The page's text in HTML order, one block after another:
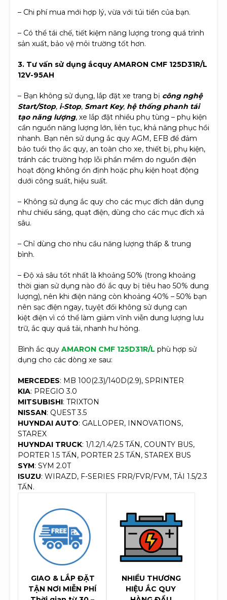
– Chi phí mua mới hợp lý, vừa với túi tiền của bạn.
– Có thể tái chế, tiết kiệm năng lượng trong quá trình
sản xuất, bảo vệ môi trường tốt hơn.
3. Tư vấn sử dụng ắcquy AMARON CMF 125D31R/L
12V-95AH
– Bạn không sử dụng, lắp đặt xe trang bị công nghệ
Start/Stop, i-Stop, Smart Key, hệ thống phanh tái
tạo năng lượng, xe lắp đặt nhiều phụ tùng – phụ kiện
cần nguồn năng lượng lớn, liên tục, khả năng phục hồi
nhanh. Bạn nên sử dụng ắc quy AGM, EFB để đảm
bảo tuổi thọ ắc quy, an toàn cho xe, thiết bị, phụ kiện,
tránh các trường hợp lỗi phần mềm do nguồn điện
hoạt động không ổn định hoặc phụ kiện hoạt động
dưới công suất, hiệu suất.
– Không sử dụng ắc quy cho các mục đích dân dụng
như chiếu sáng, quạt điện, dùng cho các mục đích xả
sâu.
– Chỉ dùng cho nhu cầu năng lượng thấp & trung
bình.
– Độ xả sâu tốt nhất là khoảng 50% (trong khoảng
thời gian sử dụng nào đó ắc quy bị tiêu hao 50% dung
lượng), nên khi điện năng còn khoảng 40% – 50% bạn
nên sạc điện ngay, tuyệt đối không sử dụng cạn
kiệt điện vì có thể làm giảm vĩnh viễn dung lượng lưu
trữ, ắc quy quá tải, nhanh hư hỏng.
Bình ắc quy AMARON CMF 125D31R/L phù hợp sử
dụng cho các dòng xe sau:
MERCEDES: MB 100(2.3)/140D(2.9), SPRINTER
KIA: PREGIO 3.0
MITSUBISHI: TRIXTON
NISSAN: QUEST 3.5
HUYNDAI AUTO: GALLOPER, INNOVATIONS,
STAREX
HUYNDAI TRUCK: 1/1.2/1.4/2.5 TẤN, COUNTY BUS,
PORTER 1.5 TẤN, PORTER 2.5 TẤN, STAREX BUS
SYM: SYM 2.0T
ISUZU: WIRAZD, F-SERIES FRR/FVR/FVM, TẢI 1.5/2.3
TẤN.
GIAO & LẮP ĐẶT
TẬN NƠI MIỄN PHÍ
NHIỀU THƯƠNG
HIỆU ẮC QUY